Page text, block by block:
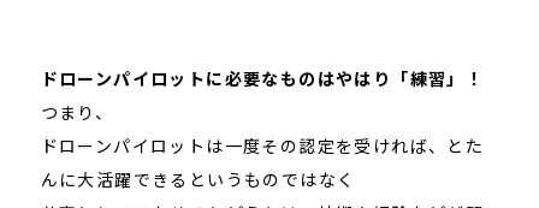
ドローンパイロットに必要なものはやはり「練習」！
つまり、
ドローンパイロットは一度その認定を受ければ、とた
んに大活躍できるというものではなく